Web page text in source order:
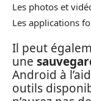
Les photos et
Les applications
Il peut
une
Android à
outils